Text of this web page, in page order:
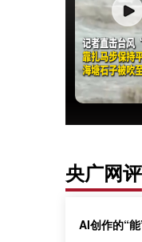
央广网评
AI创作的“